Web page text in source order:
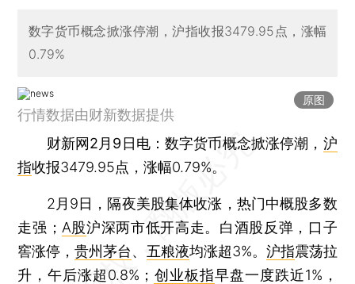
数字货币概念掀涨停潮，沪指收报3479.95点，涨幅
0.79%
原图
行情数据由财新数据提供
财新网2月9日电：数字货币概念掀涨停潮， 沪
指收报3479.95点，涨幅0.79%。
2月9日，隔夜美股集体收涨，热门中概股多数
走强； A股沪深两市低开高走。白酒股反弹，口子
窖涨停，贵州茅台、 五粮液均涨超3%。 沪指震荡拉
升，午后涨超0.8%； 创业板指早盘一度跌近1%，